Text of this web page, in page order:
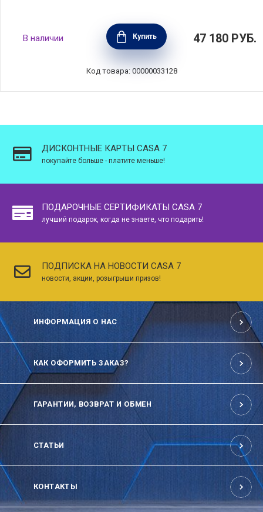
Кастрюля Sublime 4 л, керамика, цвет
серый, Emile Henry, Франция, 774740
В наличии Купить 47 180 РУБ.
Код товара: 00000033128
ДИСКОНТНЫЕ КАРТЫ CASA 7
покупайте больше - платите меньше!
ПОДАРОЧНЫЕ СЕРТИФИКАТЫ CASA 7
лучший подарок, когда не знаете, что подарить!
ПОДПИСКА НА НОВОСТИ CASA 7
новости, акции, розыгрыши призов!
ИНФОРМАЦИЯ О НАС
КАК ОФОРМИТЬ ЗАКАЗ?
ГАРАНТИИ, ВОЗВРАТ И ОБМЕН
СТАТЬИ
КОНТАКТЫ